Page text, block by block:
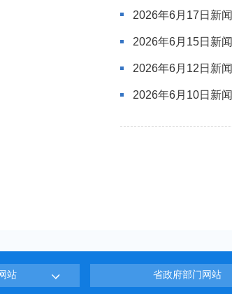
2026年6月17日新闻
2026年6月15日新闻
2026年6月12日新闻
2026年6月10日新闻
站 省政府部门网站